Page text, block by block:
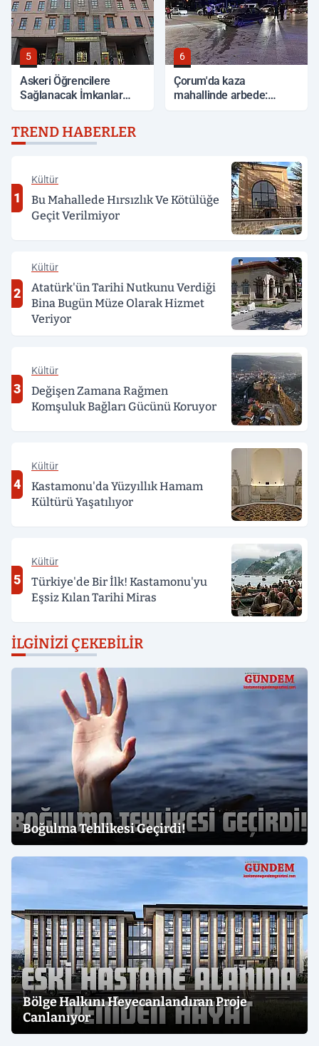
5
Askeri Öğrencilere
Sağlanacak İmkanlar
6
Çorum'da kaza
mahallinde arbede:
TREND HABERLER
1
Kültür
Bu Mahallede Hırsızlık Ve Kötülüğe
Geçit Verilmiyor
2
Kültür
Atatürk'ün Tarihi Nutkunu Verdiği
Bina Bugün Müze Olarak Hizmet
Veriyor
3
Kültür
Değişen Zamana Rağmen
Komşuluk Bağları Gücünü Koruyor
4
Kültür
Kastamonu'da Yüzyıllık Hamam
Kültürü Yaşatılıyor
5
Kültür
Türkiye'de Bir İlk! Kastamonu'yu
Eşsiz Kılan Tarihi Miras
İLGINIZI ÇEKEBILIR
Boğulma Tehlikesi Geçirdi!
Bölge Halkını Heyecanlandıran Proje
Canlanıyor